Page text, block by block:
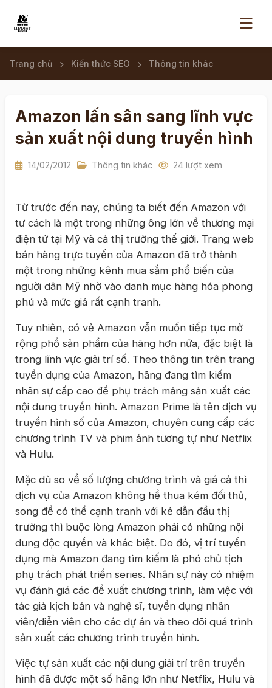
Trang chủ Kiến thức SEO Thông tin khác
Amazon lấn sân sang lĩnh vực
sản xuất nội dung truyền hình
14/02/2012 Thông tin khác 24 lượt xem
Từ trước đến nay, chúng ta biết đến Amazon với
tư cách là một trong những ông lớn về thương mại
điện tử tại Mỹ và cả thị trường thế giới. Trang web
bán hàng trực tuyến của Amazon đã trở thành
một trong những kênh mua sắm phổ biến của
người dân Mỹ nhờ vào danh mục hàng hóa phong
phú và mức giá rất cạnh tranh.
Tuy nhiên, có vẻ Amazon vẫn muốn tiếp tục mở
rộng phổ sản phẩm của hãng hơn nữa, đặc biệt là
trong lĩnh vực giải trí số. Theo thông tin trên trang
tuyển dụng của Amazon, hãng đang tìm kiếm
nhân sự cấp cao để phụ trách mảng sản xuất các
nội dung truyền hình. Amazon Prime là tên dịch vụ
truyền hình số của Amazon, chuyên cung cấp các
chương trình TV và phim ảnh tương tự như Netflix
và Hulu.
Mặc dù so về số lượng chương trình và giá cả thì
dịch vụ của Amazon không hề thua kém đối thủ,
song để có thể cạnh tranh với kẻ dẫn đầu thị
trường thì buộc lòng Amazon phải có những nội
dung độc quyền và khác biệt. Do đó, vị trí tuyển
dụng mà Amazon đang tìm kiếm là phó chủ tịch
phụ trách phát triển series. Nhân sự này có nhiệm
vụ đánh giá các đề xuất chương trình, làm việc với
tác giả kịch bản và nghệ sĩ, tuyển dụng nhân
viên/diễn viên cho các dự án và theo dõi quá trình
sản xuất các chương trình truyền hình.
Việc tự sản xuất các nội dung giải trí trên truyền
hình đã được một số hãng lớn như Netflix, Hulu và